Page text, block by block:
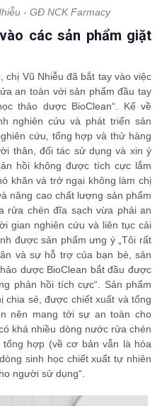
- GĐ NCK Farmacy
các sản phẩm giặt
chị Vũ Nhiễu đã bắt tay vào việc
an toàn với sản phẩm đầu tay
thảo dược BioClean“. Kể về
nghiên cứu và phát triển sản
cứu, tổng hợp và thử hàng
thân, đối tác sử dụng và xin ý
hồi không được tích cực lắm
khăn và trở ngại không làm chị
nâng cao chất lượng sản phẩm
rửa chén đĩa sạch vừa phải an
gian nghiên cứu và liên tục cải
được sản phẩm ưng ý „Tôi rất
và sự hỗ trợ của bạn bè, sản
dược BioClean bắt đầu được
phản hồi tích cực“. Sản phẩm
chia sẻ, được chiết xuất và tổng
nên mang tới sự an toàn cho
khá nhiều dòng nước rửa chén
hợp (về cơ bản vẫn là hóa
sinh học chiết xuất tự nhiên
người sử dụng“.